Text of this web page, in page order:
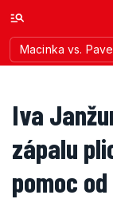
Macinka vs.
Iva
zápalu
pomoc